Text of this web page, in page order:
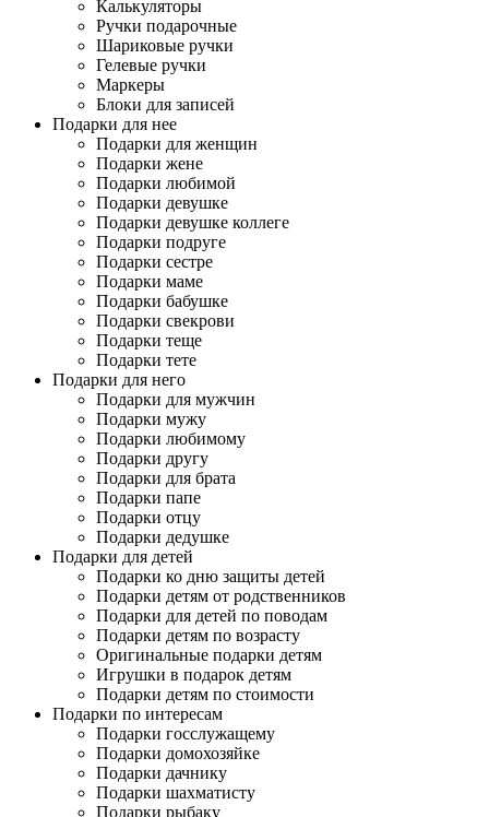
Калькуляторы
Ручки подарочные
Шариковые ручки
Гелевые ручки
Маркеры
Блоки для записей
Подарки для нее
Подарки для женщин
Подарки жене
Подарки любимой
Подарки девушке
Подарки девушке коллеге
Подарки подруге
Подарки сестре
Подарки маме
Подарки бабушке
Подарки свекрови
Подарки теще
Подарки тете
Подарки для него
Подарки для мужчин
Подарки мужу
Подарки любимому
Подарки другу
Подарки для брата
Подарки папе
Подарки отцу
Подарки дедушке
Подарки для детей
Подарки ко дню защиты детей
Подарки детям от родственников
Подарки для детей по поводам
Подарки детям по возрасту
Оригинальные подарки детям
Игрушки в подарок детям
Подарки детям по стоимости
Подарки по интересам
Подарки госслужащему
Подарки домохозяйке
Подарки дачнику
Подарки шахматисту
Подарки рыбаку